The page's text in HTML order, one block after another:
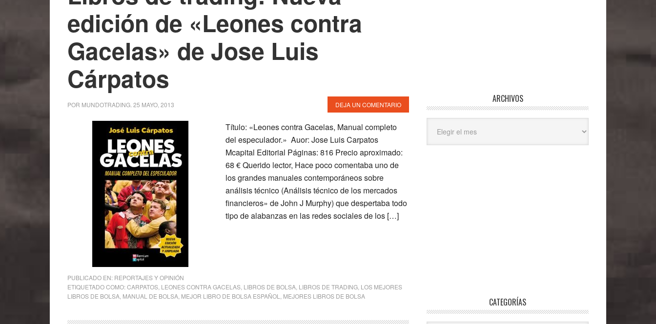
edición de «Leones contra
Gacelas» de Jose Luis
Cárpatos
POR MUNDOTRADING 25 MAYO, 2013 DEJA UN COMENTARIO
Título: «Leones contra Gacelas, Manual completo
del especulador.» Auor: Jose Luis Carpatos
Mcapital Editorial Páginas: 816 Precio aproximado:
68 € Querido lector, Hace poco comentaba uno de
los grandes manuales contemporáneos sobre
análisis técnico (Análisis técnico de los mercados
financieros» de John J Murphy) que despertaba todo
tipo de alabanzas en las redes sociales de los […]
PUBLICADO EN: REPORTAJES Y OPINIÓN
ETIQUETADO COMO:CARPATOS LEONES CONTRA GACELAS LIBROS DE BOLSA LIBROS DE TRADING LOS MEJORES
LIBROS DE BOLSA MANUAL DE BOLSA MEJOR LIBRO DE BOLSA ESPAÑOL MEJORES LIBROS DE BOLSA
ARCHIVOS
CATEGORÍAS